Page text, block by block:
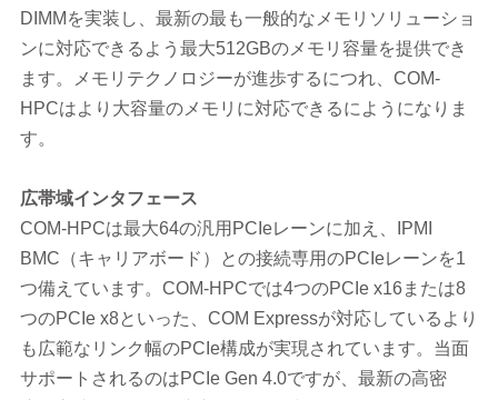
DIMMを実装し、最新の最も一般的なメモリソリューショ
ンに対応できるよう最大512GBのメモリ容量を提供でき
ます。メモリテクノロジーが進歩するにつれ、COM-
HPCはより大容量のメモリに対応できるにようになりま
す。
広帯域インタフェース
COM-HPCは最大64の汎用PCIeレーンに加え、IPMI
BMC（キャリアボード）との接続専用のPCIeレーンを1
つ備えています。COM-HPCでは4つのPCIe x16または8
つのPCIe x8といった、COM Expressが対応しているより
も広範なリンク幅のPCIe構成が実現されています。当面
サポートされるのはPCIe Gen 4.0ですが、最新の高密